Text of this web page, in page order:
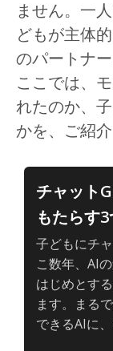
ません。一
どもが主体
のパートナ
ここでは、
れたのか、
かを、ご紹介
チャット
もたらす
子どもにチ
こ数年、AI
はじめとす
ます。まる
できるAIに